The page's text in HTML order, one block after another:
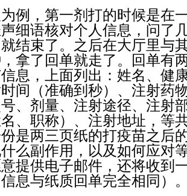
例，第一剂打的时候是在
细语核对个人信息，问了
结束了。之后在大厅里与
拿了回单就走了。回单有
息，上面列出：姓名、健
间（准确到秒）、注射药
、剂量、注射途径、注射
、职称）、注射地址，等
是两三页纸的打疫苗之后
么副作用，以及如何应对
提供电子邮件，还将收到
息与纸质回单完全相同）